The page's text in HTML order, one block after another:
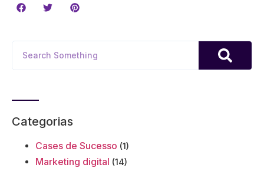
Categorias
Cases de Sucesso (1)
Marketing digital (14)